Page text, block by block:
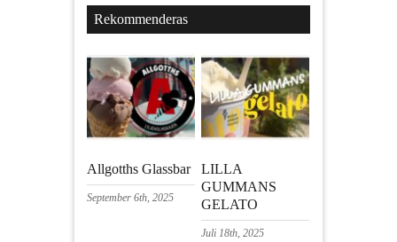
Rekommenderas
Allgotths Glassbar
September 6th, 2025
LILLA
GUMMANS
GELATO
Juli 18th, 2025